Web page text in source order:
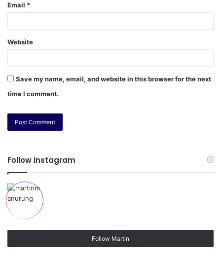
Email *
Website
Save my name, email, and website in this browser for the next
time I comment.
Follow Instagram
Follow Martin